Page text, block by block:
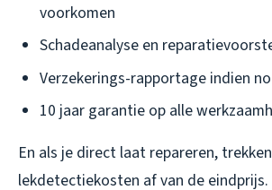
voorkomen
Schadeanalyse en
Verzekerings-rapportage indien
10 jaar garantie op alle
En als je direct laat repareren,
lekdetectiekosten af van de eindprijs.